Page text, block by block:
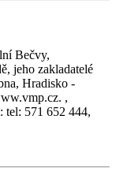
Bečvy,
jeho zakladatelé
Hradisko -
,
tel: 571 652 444,